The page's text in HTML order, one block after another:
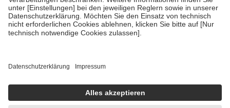
mit Ausnahme der Fahrkosten
• Untersuchungen zur Vorsorge und Früherkennung, die von der
GKV getragen werden
Einholung von Bewertungen. Trusted Shops hat Maßnahmen
getroffen, um sicherzustellen, dass es sich um echte Bewertungen
handelt. Mehr Informationen findest du hier: